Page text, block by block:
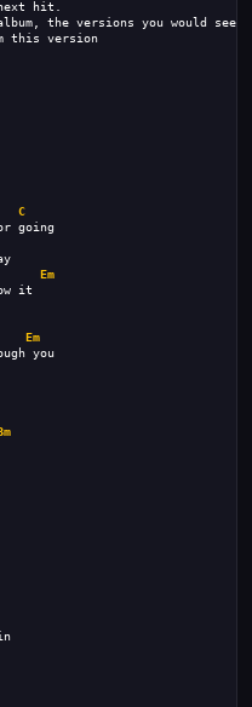
hit.
the versions you would see
this version
C
going
Em
it
Em
you